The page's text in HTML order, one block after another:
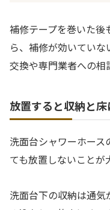
補修テープを巻いた後
ら、補修が効いていな
交換や専門業者への相
放置すると収納と
洗面台シャワーホース
ても放置しないことが
洗面台下の収納は通